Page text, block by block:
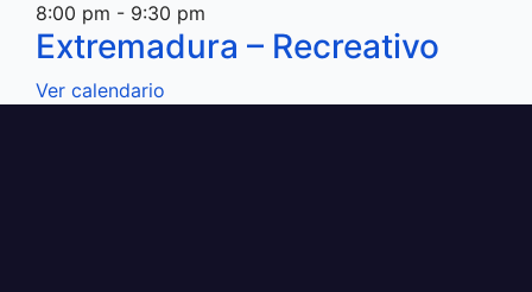
8:00 pm - 9:30 pm
Extremadura – Recreativo
Ver calendario